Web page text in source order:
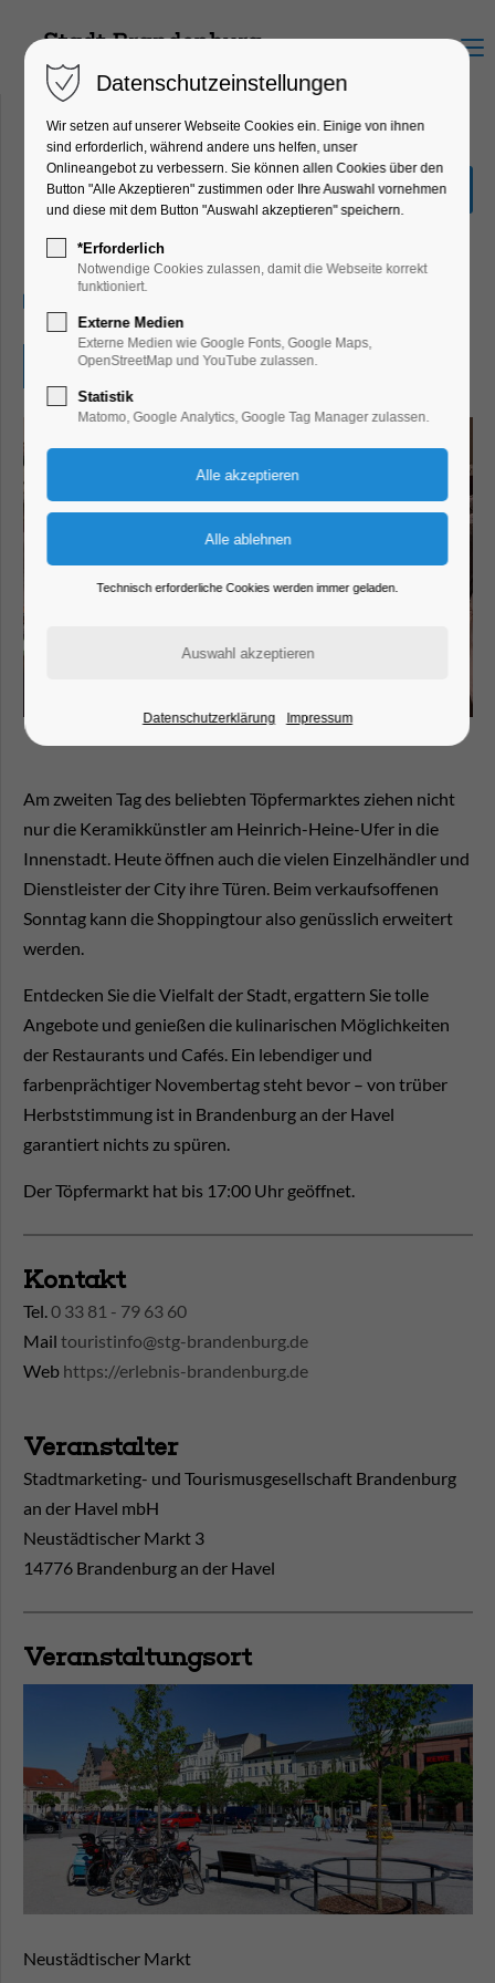
Menu
Verkaufsoffener Sonntag
zum Töpfermarkt
Markt, Shopping
Eintritt frei
Am zweiten Tag des beliebten Töpfermarktes ziehen nicht
nur die Keramikkünstler am Heinrich-Heine-Ufer in die
Innenstadt. Heute öffnen auch die vielen Einzelhändler und
Dienstleister der City ihre Türen. Beim verkaufsoffenen
Sonntag kann die Shoppingtour also genüsslich erweitert
werden.
Entdecken Sie die Vielfalt der Stadt, ergattern Sie tolle
Angebote und genießen die kulinarischen Möglichkeiten
der Restaurants und Cafés. Ein lebendiger und
farbenprächtiger Novembertag steht bevor – von trüber
Herbststimmung ist in Brandenburg an der Havel
garantiert nichts zu spüren.
Der Töpfermarkt hat bis 17:00 Uhr geöffnet.
Kontakt
Tel.0 33 81 - 79 63 60
Mail touristinfo@stg-brandenburg.de
Web https://erlebnis-brandenburg.de
Veranstalter
Stadtmarketing- und Tourismusgesellschaft Brandenburg
an der Havel mbH
Neustädtischer Markt 3
14776 Brandenburg an der Havel
Veranstaltungsort
Neustädtischer Markt
Datenschutzeinstellungen
Wir setzen auf unserer Webseite Cookies ein. Einige von ihnen
sind erforderlich, während andere uns helfen, unser
Onlineangebot zu verbessern. Sie können allen Cookies über den
Button "Alle Akzeptieren" zustimmen oder Ihre Auswahl vornehmen
und diese mit dem Button "Auswahl akzeptieren" speichern.
*Erforderlich
Notwendige Cookies zulassen, damit die Webseite korrekt
funktioniert.
Externe Medien
Externe Medien wie Google Fonts, Google Maps,
OpenStreetMap und YouTube zulassen.
Statistik
Matomo, Google Analytics, Google Tag Manager zulassen.
Technisch erforderliche Cookies werden immer geladen.
Datenschutzerklärung Impressum